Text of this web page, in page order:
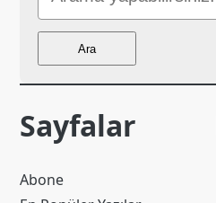
Ara
Ara
Sayfalar
Abone